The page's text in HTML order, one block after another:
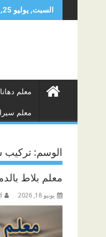
to
السبت, يوليو 25, 2026
معلم
معلم
الوسم: تركيب
معلم بلاط بالدمام
يونيو 18, 2026